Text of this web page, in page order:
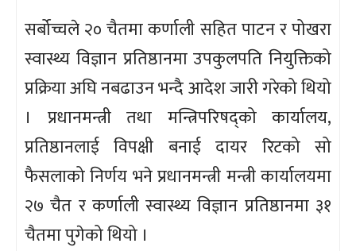
सर्बोच्चले २० चैतमा कर्णाली सहित पाटन र पोखरा
स्वास्थ्य विज्ञान प्रतिष्ठानमा उपकुलपति नियुक्तिको
प्रक्रिया अघि नबढाउन भन्दै आदेश जारी गरेको थियो
। प्रधानमन्त्री तथा मन्त्रिपरिषद्को कार्यालय,
प्रतिष्ठानलाई विपक्षी बनाई दायर रिटको सो
फैसलाको निर्णय भने प्रधानमन्त्री मन्त्री कार्यालयमा
२७ चैत र कर्णाली स्वास्थ्य विज्ञान प्रतिष्ठानमा ३१
चैतमा पुगेको थियो ।